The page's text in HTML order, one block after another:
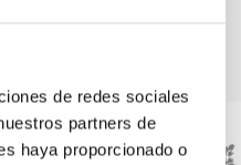
de redes sociales
partners de
haya proporcionado o